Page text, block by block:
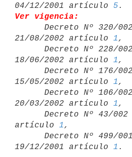
04/12/2001 artículo 5
Ver vigencia:
21/08/2002 artículo 1 ,
18/06/2002 artículo 1 ,
15/05/2002 artículo 1 ,
20/03/2002 artículo 1 ,
artículo 1 ,
19/12/2001 artículo 1